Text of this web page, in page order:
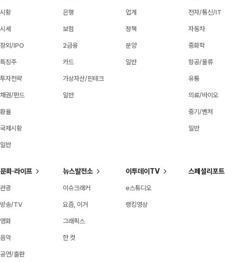
시황
시세
장외/IPO
특징주
투자전략
채권/펀드
환율
국제시황
일반
은행
보험
2금융
카드
가상자산/핀테크
일반
업계
정책
분양
일반
전자/통신/IT
자동차
중화학
항공/물류
유통
의료/바이오
중기/벤처
일반
문화·라이프
관광
방송/TV
영화
음악
공연/출판
뉴스발전소
이슈크래커
요즘, 이거
그래픽스
한 컷
이투데이TV
e스튜디오
랭킹영상
스페셜리포트